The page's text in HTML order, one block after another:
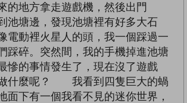
的地方拿走遊戲機，然後出門
塘邊，發現池塘裡有好多大石
電動裡火星人的頭，我一個踩過一
踩碎。突然間，我的手機掉進池塘
的事情發生了，現在沒了遊戲
什麼呢？ 我看到四隻巨大的蝸
面下有一個我看不見的迷你世界，